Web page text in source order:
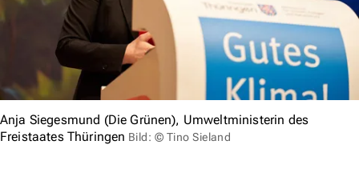
Anja Siegesmund (Die Grünen), Umweltministerin des
Freistaates Thüringen Bild: © Tino Sieland